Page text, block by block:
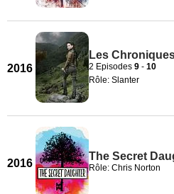
2016
Les
2 Episodes 9 - 10
Rôle: Slanter
2016
The Secret
Rôle: Chris Norton